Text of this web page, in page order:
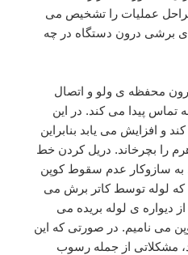
عملیات را تشخیص می
برشی درون دستگاه در چه
محفظه ی ولو و اتصال
تماس پیدا می کند. در این
و افزایش می یابد بنابراین
را بچرخاند. دریل کردن خط
به سازوکار عدم سقوط کوپن
که لوله توسط کاتر برش می
دیواره ی لوله بریده می
می نامیم. در صورتی که این
مشکلاتی از جمله رسوب